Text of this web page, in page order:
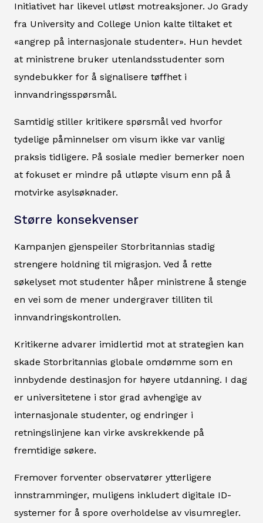
Initiativet har likevel utløst motreaksjoner. Jo Grady
fra University and College Union kalte tiltaket et
«angrep på internasjonale studenter». Hun hevdet
at ministrene bruker utenlandsstudenter som
syndebukker for å signalisere tøffhet i
innvandringsspørsmål.
Samtidig stiller kritikere spørsmål ved hvorfor
tydelige påminnelser om visum ikke var vanlig
praksis tidligere. På sosiale medier bemerker noen
at fokuset er mindre på utløpte visum enn på å
motvirke asylsøknader.
Større konsekvenser
Kampanjen gjenspeiler Storbritannias stadig
strengere holdning til migrasjon. Ved å rette
søkelyset mot studenter håper ministrene å stenge
en vei som de mener undergraver tilliten til
innvandringskontrollen.
Kritikerne advarer imidlertid mot at strategien kan
skade Storbritannias globale omdømme som en
innbydende destinasjon for høyere utdanning. I dag
er universitetene i stor grad avhengige av
internasjonale studenter, og endringer i
retningslinjene kan virke avskrekkende på
fremtidige søkere.
Fremover forventer observatører ytterligere
innstramminger, muligens inkludert digitale ID-
systemer for å spore overholdelse av visumregler.